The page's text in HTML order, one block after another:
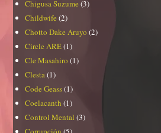
Chigusa Suzume (3)
Childwife (2)
Chotto Dake Aruyo (2)
Circle ARE(1)
Cle Masahiro (1)
Clesta(1)
Code Geass(1)
Coelacanth (1)
Control Mental (3)